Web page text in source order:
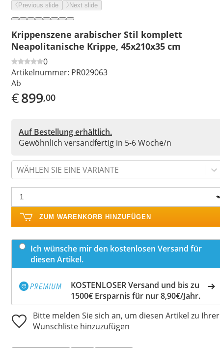
Previous slide Next slide
Krippenszene arabischer Stil komplett
Neapolitanische Krippe, 45x210x35 cm
0
Artikelnummer: PR029063
Ab
€899,00
Auf Bestellung erhältlich.
Gewöhnlich versandfertig in 5-6 Woche/n
WÄHLEN SIE EINE VARIANTE
ZUM WARENKORB HINZUFÜGEN
Ich wünsche mir den kostenlosen Versand für
diesen Artikel.
KOSTENLOSER Versand und bis zu
1500€ Ersparnis für nur 8,90€/Jahr.
Bitte melden Sie sich an, um diesen Artikel zu Ihrer
Wunschliste hinzuzufügen